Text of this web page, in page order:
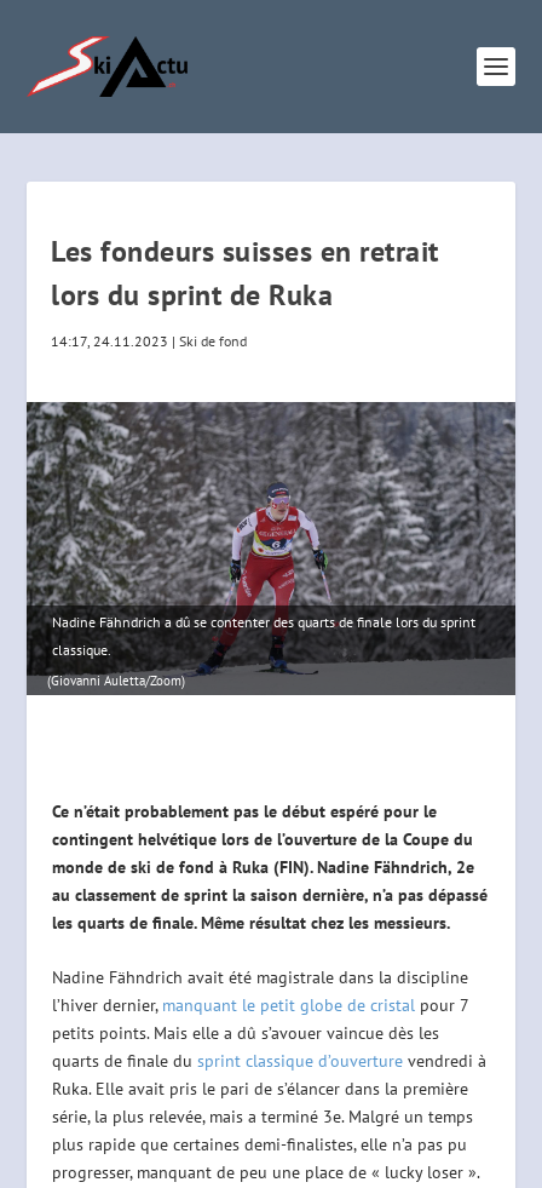
Les fondeurs suisses en retrait
lors du sprint de Ruka
14:17, 24.11.2023 |Ski de fond
Nadine Fähndrich a dû se contenter des quarts de finale lors du sprint
classique.
(Giovanni Auletta/Zoom)
Ce n’était probablement pas le début espéré pour le
contingent helvétique lors de l’ouverture de la Coupe du
monde de ski de fond à Ruka (FIN). Nadine Fähndrich, 2e
au classement de sprint la saison dernière, n’a pas dépassé
les quarts de finale. Même résultat chez les messieurs.
Nadine Fähndrich avait été magistrale dans la discipline
l’hiver dernier, manquant le petit globe de cristalpour 7
petits points. Mais elle a dû s’avouer vaincue dès les
quarts de finale du sprint classique d’ouverturevendredi à
Ruka. Elle avait pris le pari de s’élancer dans la première
série, la plus relevée, mais a terminé 3e. Malgré un temps
plus rapide que certaines demi-finalistes, elle n’a pas pu
progresser, manquant de peu une place de « lucky loser ».